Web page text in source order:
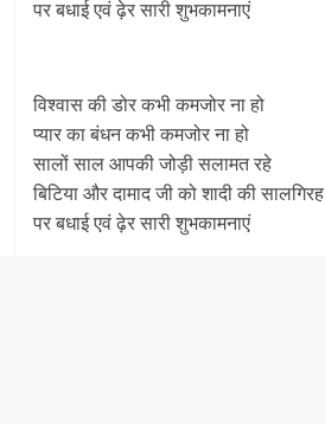
पर बधाई एवं ढ़ेर सारी शुभकामनाएं
विश्वास की डोर कभी कमजोर ना हो
प्यार का बंधन कभी कमजोर ना हो
सालों साल आपकी जोड़ी सलामत रहे
बिटिया और दामाद जी को शादी की सालगिरह
पर बधाई एवं ढ़ेर सारी शुभकामनाएं